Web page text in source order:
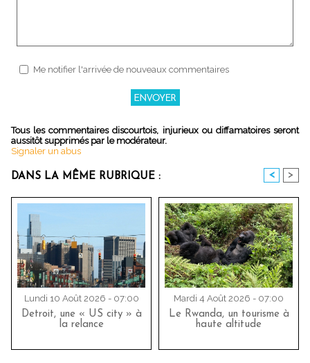
Me notifier l'arrivée de nouveaux commentaires
Tous les commentaires discourtois, injurieux ou diffamatoires seront
aussitôt supprimés par le modérateur.
Signaler un abus
DANS LA MÊME RUBRIQUE : < >
Lundi 10 Août 2026 - 07:00
Detroit, une « US city » à
la relance
Mardi 4 Août 2026 - 07:00
Le Rwanda, un tourisme à
haute altitude